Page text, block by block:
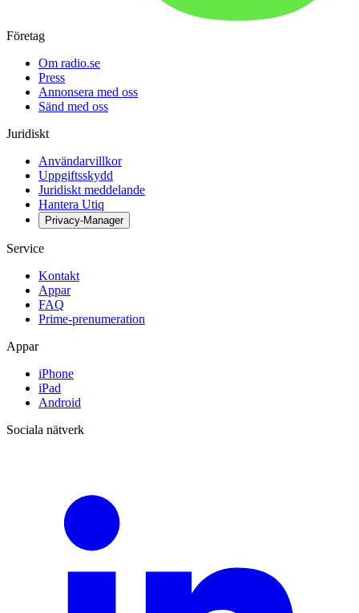
Företag
Om radio.se
Press
Annonsera med oss
Sänd med oss
Juridiskt
Användarvillkor
Uppgiftsskydd
Juridiskt meddelande
Hantera Utiq
Privacy-Manager
Service
Kontakt
Appar
FAQ
Prime-prenumeration
Appar
iPhone
iPad
Android
Sociala nätverk